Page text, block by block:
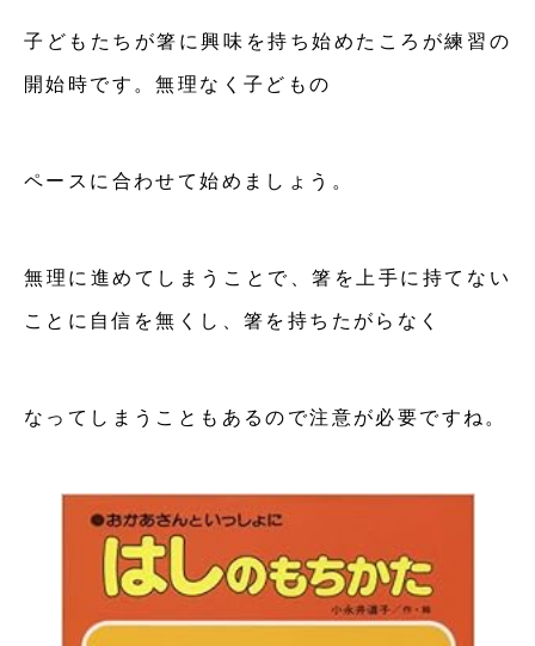
子どもたちが箸に興味を持ち始めたころが練習の
開始時です。無理なく子どもの
ペースに合わせて始めましょう。
無理に進めてしまうことで、箸を上手に持てない
ことに自信を無くし、箸を持ちたがらなく
なってしまうこともあるので注意が必要ですね。